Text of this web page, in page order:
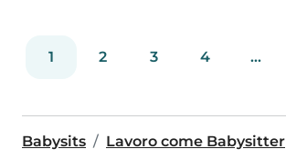
1 2 3 4 ...
Babysits Lavoro come Babysitter